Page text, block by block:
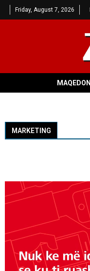
Friday, August 7, 2026
MAQEDONI
MARKETING